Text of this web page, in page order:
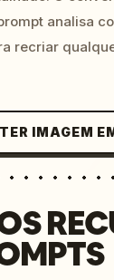
analisa
recriar
IMAGEM